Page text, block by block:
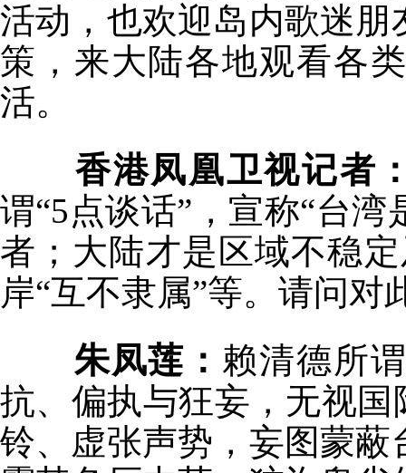
活动，也欢迎岛内歌迷
策，来大陆各地观看各
活。
香港凤凰卫视记者
谓“5点谈话”，宣称“台
者；大陆才是区域不稳
岸“互不隶属”等。请问对
朱凤莲： 赖清德所
抗、偏执与狂妄，无视
铃、虚张声势，妄图蒙